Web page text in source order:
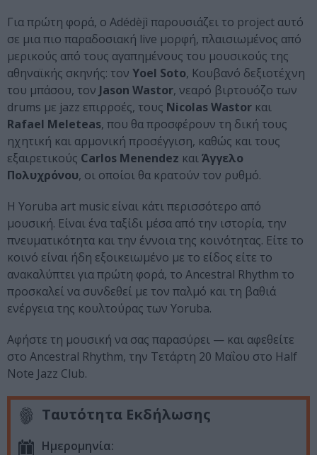
Για πρώτη φορά, ο Adédèjì παρουσιάζει το project αυτό
σε μια πιο παραδοσιακή live μορφή, πλαισιωμένος από
μερικούς από τους αγαπημένους του μουσικούς της
αθηναϊκής σκηνής: τον Yoel Soto, Κουβανό δεξιοτέχνη
του μπάσου, τον Jason Wastor, νεαρό βιρτουόζο των
drums με jazz επιρροές, τους Nicolas Wastor και
Rafael Meleteas, που θα προσφέρουν τη δική τους
ηχητική και αρμονική προσέγγιση, καθώς και τους
εξαιρετικούς Carlos Menendez καιΆγγελο
Πολυχρόνου, οι οποίοι θα κρατούν τον ρυθμό.
Η Yoruba art music είναι κάτι περισσότερο από
μουσική. Είναι ένα ταξίδι μέσα από την ιστορία, την
πνευματικότητα και την έννοια της κοινότητας. Είτε το
κοινό είναι ήδη εξοικειωμένο με το είδος είτε το
ανακαλύπτει για πρώτη φορά, το Ancestral Rhythm το
προσκαλεί να συνδεθεί με τον παλμό και τη βαθιά
ενέργεια της κουλτούρας των Yoruba.
Αφήστε τη μουσική να σας παρασύρει — και αφεθείτε
στο Ancestral Rhythm, την Τετάρτη 20 Μαΐου στο Half
Note Jazz Club.
Ταυτότητα Εκδήλωσης
Ημερομηνία: